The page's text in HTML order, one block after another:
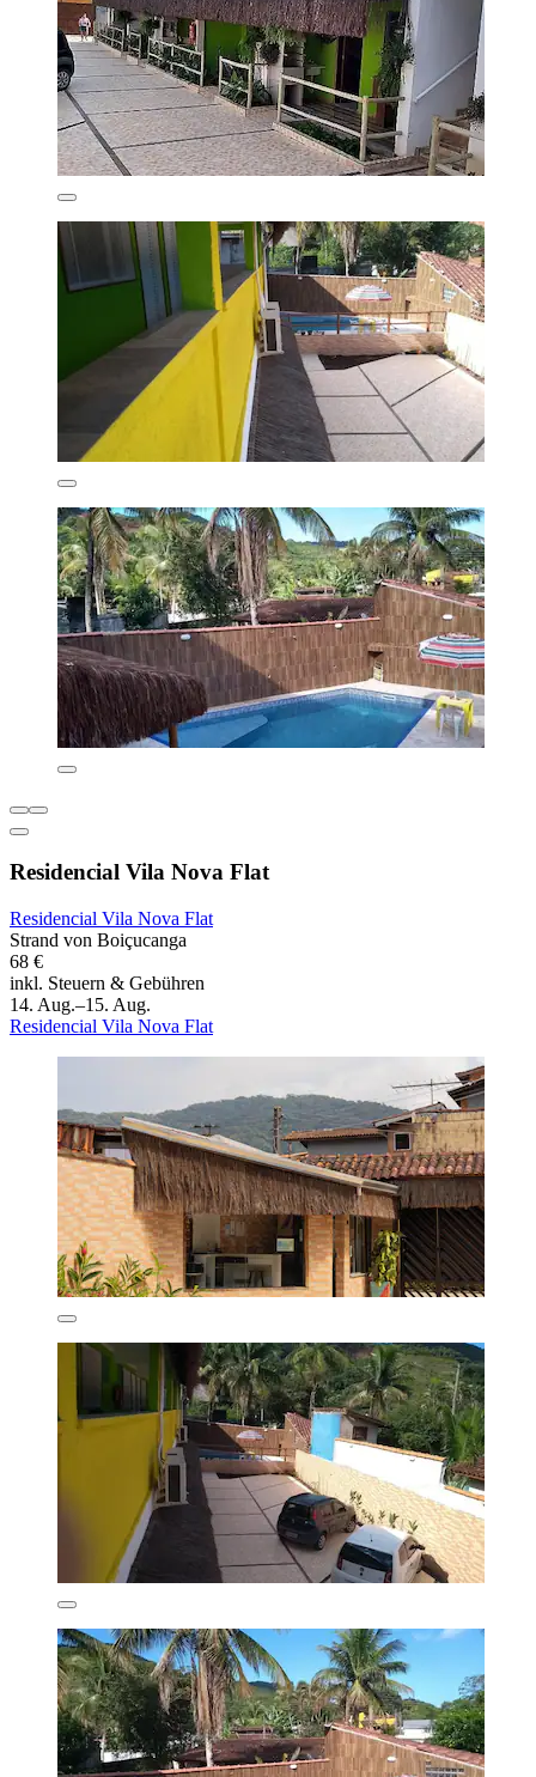
Residencial Vila Nova Flat
Residencial Vila Nova Flat
Strand von Boiçucanga
68 €
inkl. Steuern & Gebühren
14. Aug.–15. Aug.
Residencial Vila Nova Flat